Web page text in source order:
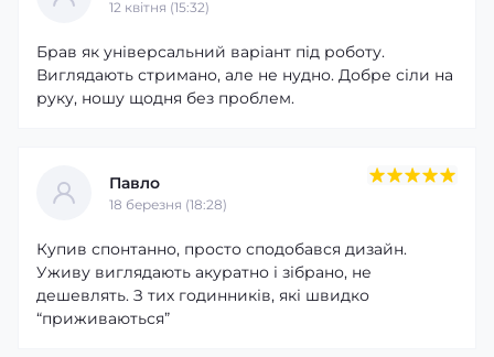
12 квітня (15:32)
Брав як універсальний варіант під роботу.
Виглядають стримано, але не нудно. Добре сіли на
руку, ношу щодня без проблем.
Павло
18 березня (18:28)
Купив спонтанно, просто сподобався дизайн.
Уживу виглядають акуратно і зібрано, не
дешевлять. З тих годинників, які швидко
“приживаються”